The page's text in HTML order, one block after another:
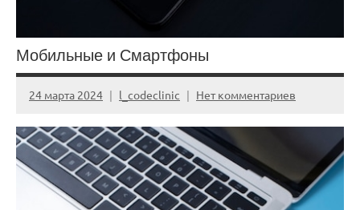
Мобильные и Смартфоны
24 марта 2024 l_codeclinic Нет комментариев